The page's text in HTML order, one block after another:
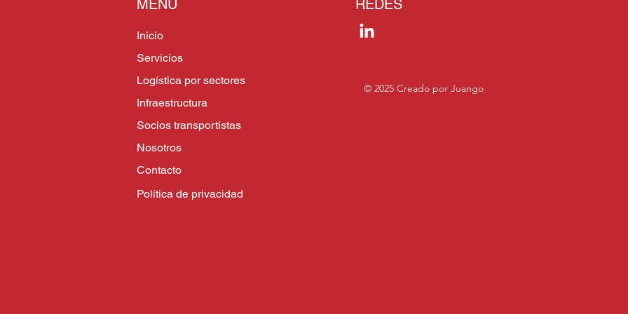
MENÚ
Inicio
Servicios
Logística por sectores
Infraestructura
Socios transportistas
Nosotros
Contacto
Política de privacidad
REDES
© 2025 Creado por Juango